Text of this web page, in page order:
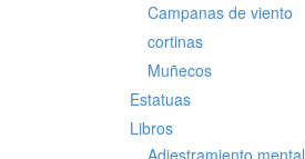
Campanas de viento
cortinas
Muñecos
Estatuas
Libros
Adiestramiento mental